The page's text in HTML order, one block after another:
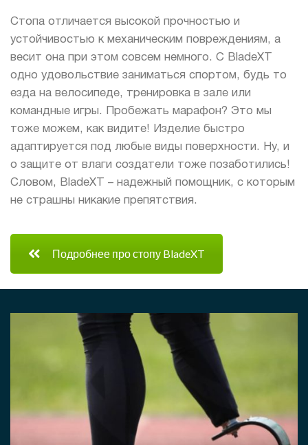
Стопа отличается высокой прочностью и
устойчивостью к механическим повреждениям, а
весит она при этом совсем немного. С BladeXT
одно удовольствие заниматься спортом, будь то
езда на велосипеде, тренировка в зале или
командные игры. Пробежать марафон? Это мы
тоже можем, как видите! Изделие быстро
адаптируется под любые виды поверхности. Ну, и
о защите от влаги создатели тоже позаботились!
Словом, BladeXT – надежный помощник, с которым
не страшны никакие препятствия.
Подробнее про стопу BladeXT